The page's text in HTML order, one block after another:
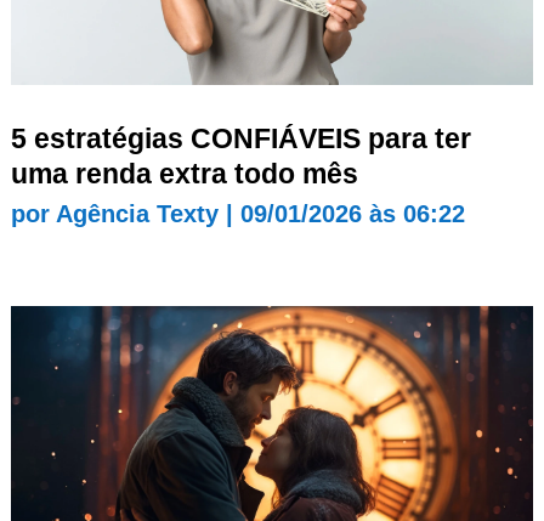
5 estratégias CONFIÁVEIS para ter
uma renda extra todo mês
por Agência Texty| 09/01/2026 às 06:22